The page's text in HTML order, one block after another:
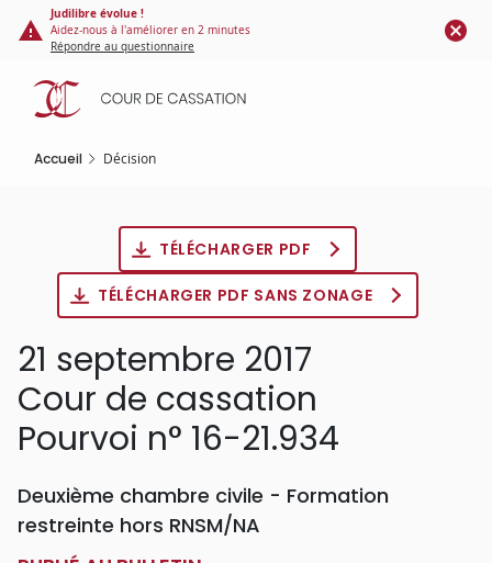
Panneau de gestion des cookies
contenu
principal
Judilibre évolue !
Aidez-nous à l'améliorer en 2 minutes
Répondre au questionnaire
Accueil Décision
TÉLÉCHARGER PDF
TÉLÉCHARGER PDF SANS ZONAGE
21 septembre 2017
Cour de cassation
Pourvoi n° 16-21.934
Deuxième chambre civile - Formation
restreinte hors RNSM/NA